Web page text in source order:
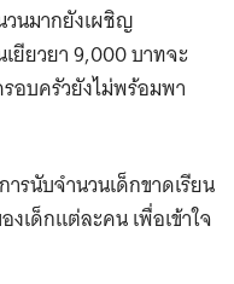
นมากยังเผชิญ
ยียวยา 9,000 บาทจะ
อบครัวยังไม่พร้อมพา
รนับจำนวนเด็กขาดเรียน
งเด็กแต่ละคน เพื่อเข้าใจ